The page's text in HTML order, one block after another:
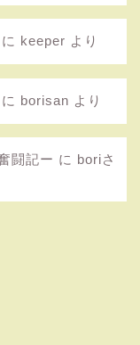
に keeper より
に borisan より
闘記ー に boriさ